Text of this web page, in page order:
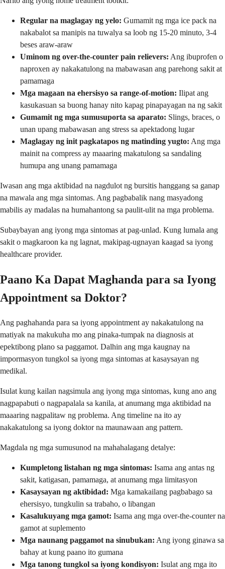
Regular na maglagay ng yelo: Gumamit ng mga ice pack na
nakabalot sa manipis na tuwalya sa loob ng 15-20 minuto, 3-4
beses araw-araw
Uminom ng over-the-counter pain relievers: Ang ibuprofen o
naproxen ay nakakatulong na mabawasan ang parehong sakit at
pamamaga
Mga magaan na ehersisyo sa range-of-motion: Ilipat ang
kasukasuan sa buong hanay nito kapag pinapayagan na ng sakit
Gumamit ng mga sumusuporta sa aparato: Slings, braces, o
unan upang mabawasan ang stress sa apektadong lugar
Maglagay ng init pagkatapos ng matinding yugto: Ang mga
mainit na compress ay maaaring makatulong sa sandaling
humupa ang unang pamamaga
Iwasan ang mga aktibidad na nagdulot ng bursitis hanggang sa ganap
na mawala ang mga sintomas. Ang pagbabalik nang masyadong
mabilis ay madalas na humahantong sa paulit-ulit na mga problema.
Subaybayan ang iyong mga sintomas at pag-unlad. Kung lumala ang
sakit o magkaroon ka ng lagnat, makipag-ugnayan kaagad sa iyong
healthcare provider.
Paano Ka Dapat Maghanda para sa Iyong
Appointment sa Doktor?
Ang paghahanda para sa iyong appointment ay nakakatulong na
matiyak na makukuha mo ang pinaka-tumpak na diagnosis at
epektibong plano sa paggamot. Dalhin ang mga kaugnay na
impormasyon tungkol sa iyong mga sintomas at kasaysayan ng
medikal.
Isulat kung kailan nagsimula ang iyong mga sintomas, kung ano ang
nagpapabuti o nagpapalala sa kanila, at anumang mga aktibidad na
maaaring nagpalitaw ng problema. Ang timeline na ito ay
nakakatulong sa iyong doktor na maunawaan ang pattern.
Magdala ng mga sumusunod na mahahalagang detalye:
Kumpletong listahan ng mga sintomas: Isama ang antas ng
sakit, katigasan, pamamaga, at anumang mga limitasyon
Kasaysayan ng aktibidad: Mga kamakailang pagbabago sa
ehersisyo, tungkulin sa trabaho, o libangan
Kasalukuyang mga gamot: Isama ang mga over-the-counter na
gamot at suplemento
Mga naunang paggamot na sinubukan: Ang iyong ginawa sa
bahay at kung paano ito gumana
Mga tanong tungkol sa iyong kondisyon: Isulat ang mga ito